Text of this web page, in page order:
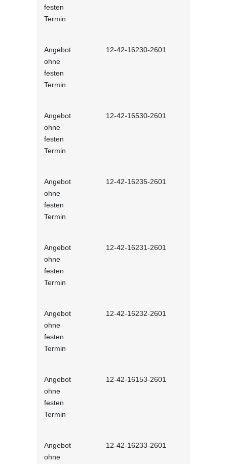
festen
Termin
Angebot
ohne
festen
Termin
12-42-16230-2601
Angebot
ohne
festen
Termin
12-42-16530-2601
Angebot
ohne
festen
Termin
12-42-16235-2601
Angebot
ohne
festen
Termin
12-42-16231-2601
Angebot
ohne
festen
Termin
12-42-16232-2601
Angebot
ohne
festen
Termin
12-42-16153-2601
Angebot
ohne
12-42-16233-2601